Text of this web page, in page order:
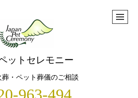
ットセレモニー
葬・ペット葬儀のご相談